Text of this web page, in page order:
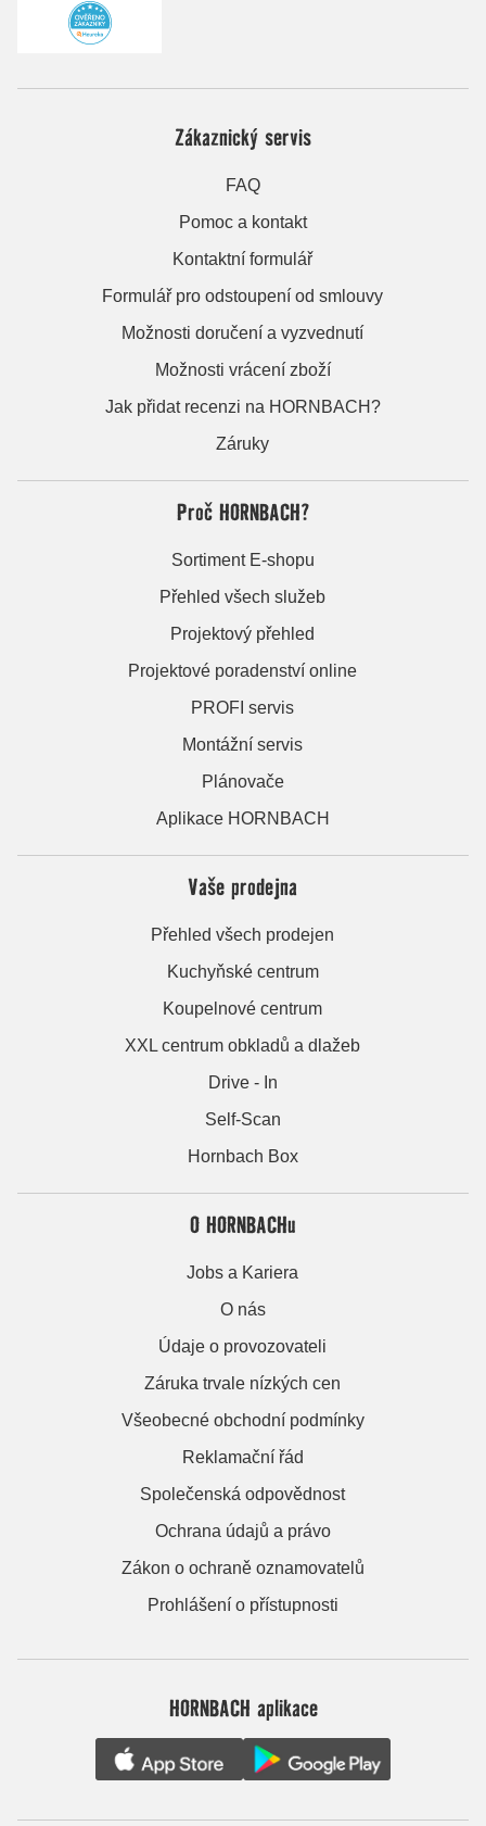
Zákaznický servis
FAQ
Pomoc a kontakt
Kontaktní formulář
Formulář pro odstoupení od smlouvy
Možnosti doručení a vyzvednutí
Možnosti vrácení zboží
Jak přidat recenzi na HORNBACH?
Záruky
Proč HORNBACH?
Sortiment E-shopu
Přehled všech služeb
Projektový přehled
Projektové poradenství online
PROFI servis
Montážní servis
Plánovače
Aplikace HORNBACH
Vaše prodejna
Přehled všech prodejen
Kuchyňské centrum
Koupelnové centrum
XXL centrum obkladů a dlažeb
Drive - In
Self-Scan
Hornbach Box
O HORNBACHu
Jobs a Kariera
O nás
Údaje o provozovateli
Záruka trvale nízkých cen
Všeobecné obchodní podmínky
Reklamační řád
Společenská odpovědnost
Ochrana údajů a právo
Zákon o ochraně oznamovatelů
Prohlášení o přístupnosti
HORNBACH aplikace